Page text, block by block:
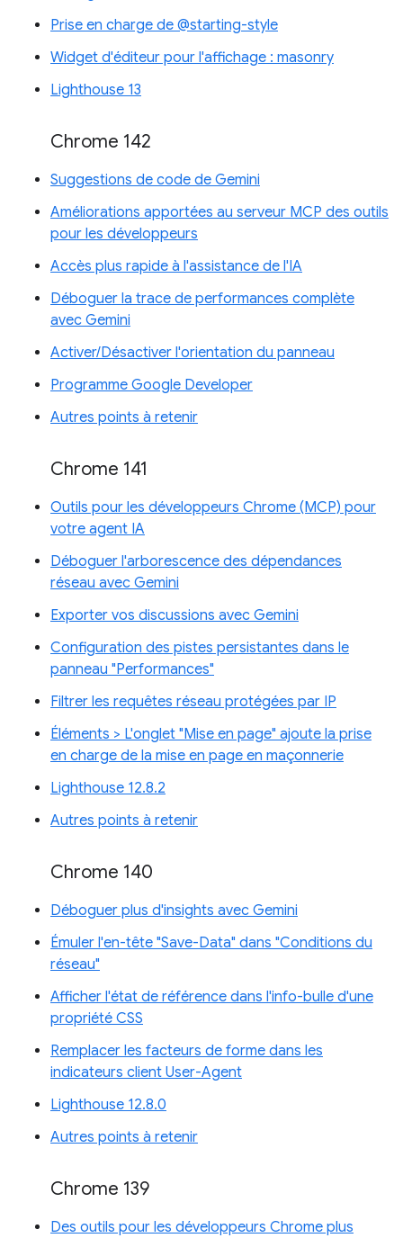
Prise en charge de @starting-style
Widget d'éditeur pour l'affichage : masonry
Lighthouse 13
Chrome 142
Suggestions de code de Gemini
Améliorations apportées au serveur MCP des outils
pour les développeurs
Accès plus rapide à l'assistance de l'IA
Déboguer la trace de performances complète
avec Gemini
Activer/Désactiver l'orientation du panneau
Programme Google Developer
Autres points à retenir
Chrome 141
Outils pour les développeurs Chrome (MCP) pour
votre agent IA
Déboguer l'arborescence des dépendances
réseau avec Gemini
Exporter vos discussions avec Gemini
Configuration des pistes persistantes dans le
panneau "Performances"
Filtrer les requêtes réseau protégées par IP
Éléments > L'onglet "Mise en page" ajoute la prise
en charge de la mise en page en maçonnerie
Lighthouse 12.8.2
Autres points à retenir
Chrome 140
Déboguer plus d'insights avec Gemini
Émuler l'en-tête "Save-Data" dans "Conditions du
réseau"
Afficher l'état de référence dans l'info-bulle d'une
propriété CSS
Remplacer les facteurs de forme dans les
indicateurs client User-Agent
Lighthouse 12.8.0
Autres points à retenir
Chrome 139
Des outils pour les développeurs Chrome plus